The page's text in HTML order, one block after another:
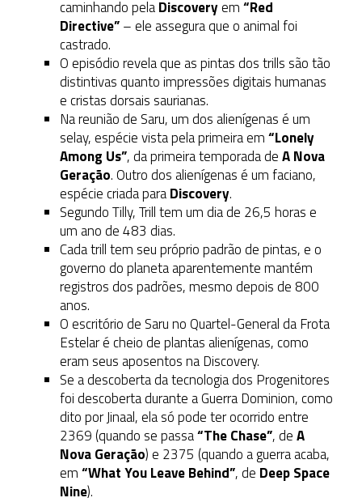
caminhando pelaDiscoveryem“Red
Directive”– ele assegura que o animal foi
castrado.
O episódio revela que as pintas dos trills são tão
distintivas quanto impressões digitais humanas
e cristas dorsais saurianas.
Na reunião de Saru, um dos alienígenas é um
selay, espécie vista pela primeira em“Lonely
Among Us”, da primeira temporada deA Nova
Geração. Outro dos alienígenas é um faciano,
espécie criada paraDiscovery.
Segundo Tilly, Trill tem um dia de 26,5 horas e
um ano de 483 dias.
Cada trill tem seu próprio padrão de pintas, e o
governo do planeta aparentemente mantém
registros dos padrões, mesmo depois de 800
anos.
O escritório de Saru no Quartel-General da Frota
Estelar é cheio de plantas alienígenas, como
eram seus aposentos na Discovery.
Se a descoberta da tecnologia dos Progenitores
foi descoberta durante a Guerra Dominion, como
dito por Jinaal, ela só pode ter ocorrido entre
2369 (quando se passa“The Chase”, deA
Nova Geração) e 2375 (quando a guerra acaba,
em“What You Leave Behind”, de Deep Space
Nine).